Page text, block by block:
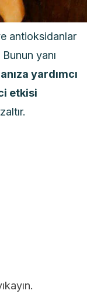
antioksidanlar
yanı
yardımcı
etkisi